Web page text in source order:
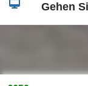
Gehen